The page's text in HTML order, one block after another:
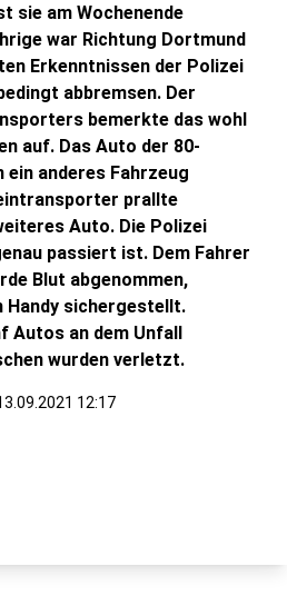
sie am Wochenende
war Richtung Dortmund
Erkenntnissen der Polizei
abbremsen. Der
bemerkte das wohl
auf. Das Auto der 80-
ein anderes Fahrzeug
prallte
Auto. Die Polizei
passiert ist. Dem Fahrer
Blut abgenommen,
Handy sichergestellt.
Autos an dem Unfall
wurden verletzt.
12:17